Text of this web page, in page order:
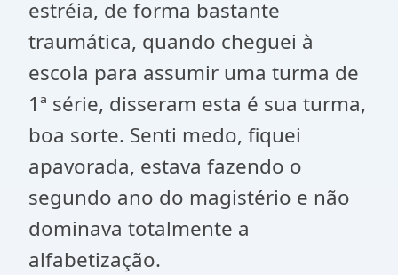
estréia, de forma bastante
traumática, quando cheguei à
escola para assumir uma turma de
1ª série, disseram esta é sua turma,
boa sorte. Senti medo, fiquei
apavorada, estava fazendo o
segundo ano do magistério e não
dominava totalmente a
alfabetização.